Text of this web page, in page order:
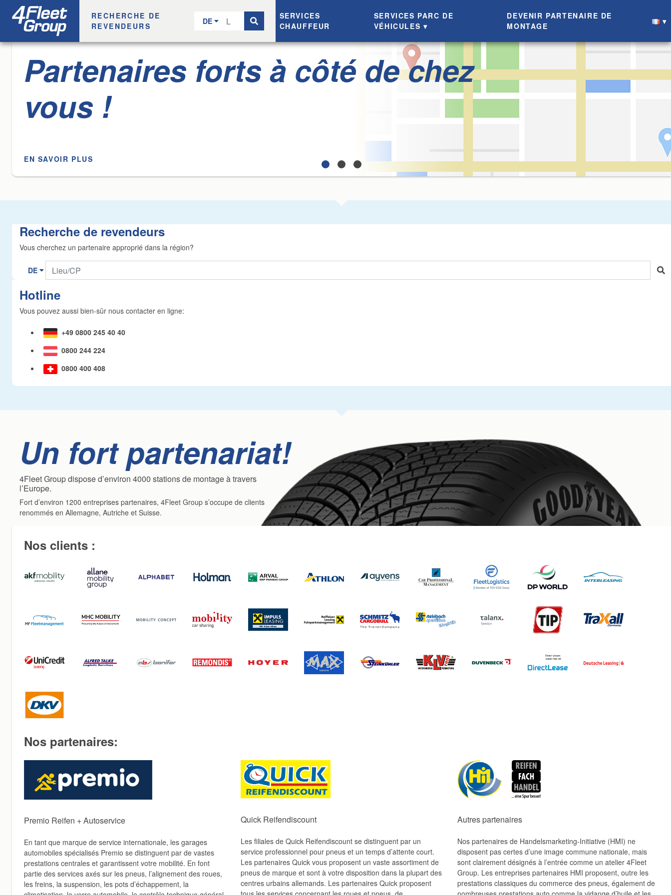
RECHERCHE DE
REVENDEURS
SERVICES
CHAUFFEUR
SERVICES PARC DE
VÉHICULES
DEVENIR PARTENAIRE DE
MONTAGE
Partenaires forts à côté de chez
vous !
EN SAVOIR PLUS
Recherche de revendeurs
Vous cherchez un partenaire approprié dans la région?
Hotline
Vous pouvez aussi bien-sûr nous contacter en ligne:
+49 0800 245 40 40
0800 244 224
0800 400 408
Un fort partenariat!
4Fleet Group dispose d’environ 4000 stations de montage à travers
l’Europe.
Fort d’environ 1200 entreprises partenaires, 4Fleet Group s’occupe de clients
renommés en Allemagne, Autriche et Suisse.
Nos clients :
Nos partenaires:
Premio Reifen + Autoservice
En tant que marque de service internationale, les garages
automobiles spécialisés Premio se distinguent par de vastes
prestations centrales et garantissent votre mobilité. En font
partie des services axés sur les pneus, l’alignement des roues,
les freins, la suspension, les pots d’échappement, la
Quick Reifendiscount
Les filiales de Quick Reifendiscount se distinguent par un
service professionnel pour pneus et un temps d’attente court.
Les partenaires Quick vous proposent un vaste assortiment de
pneus de marque et sont à votre disposition dans la plupart des
centres urbains allemands. Les partenaires Quick proposent
Autres partenaires
Nos partenaires de Handelsmarketing-Initiative (HMI) ne
disposent pas certes d’une image commune nationale, mais
sont clairement désignés à l’entrée comme un atelier 4Fleet
Group. Les entreprises partenaires HMI proposent, outre les
prestations classiques du commerce des pneus, également de